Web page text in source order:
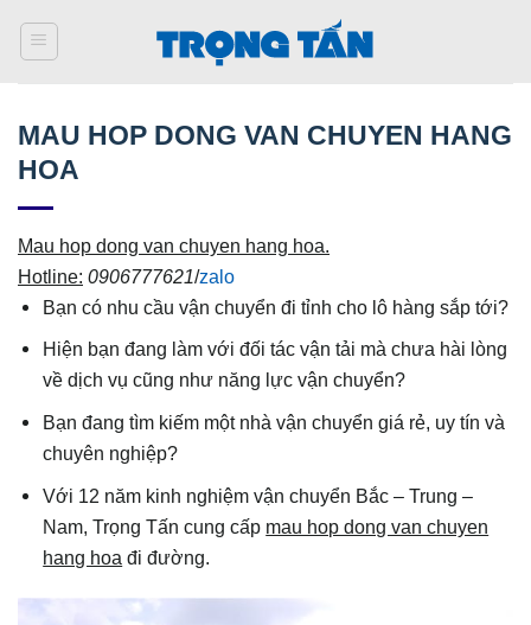
qua
MAU HOP DONG VAN CHUYEN HANG
HOA
Mau hop dong van chuyen hang hoa.
Hotline: 0906777621/zalo
Bạn có nhu cầu vận chuyển đi tỉnh cho lô hàng sắp tới?
Hiện bạn đang làm với đối tác vận tải mà chưa hài lòng
về dịch vụ cũng như năng lực vận chuyển?
Bạn đang tìm kiếm một nhà vận chuyển giá rẻ, uy tín và
chuyên nghiệp?
Với 12 năm kinh nghiệm vận chuyển Bắc – Trung –
Nam, Trọng Tấn cung cấp mau hop dong van chuyen
hang hoa đi đường.